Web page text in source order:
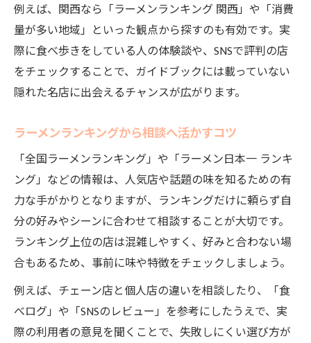
例えば、関西なら「ラーメンランキング 関西」や「消費
量が多い地域」といった観点から探すのも有効です。実
際に食べ歩きをしている人の体験談や、SNSで評判の店
をチェックすることで、ガイドブックには載っていない
隠れた名店に出会えるチャンスが広がります。
ラーメンランキングから相談へ活かすコツ
「全国ラーメンランキング」や「ラーメン日本一 ランキ
ング」などの情報は、人気店や話題の味を知るための有
力な手がかりとなりますが、ランキングだけに頼らず自
分の好みやシーンに合わせて相談することが大切です。
ランキング上位の店は混雑しやすく、好みと合わない場
合もあるため、事前に味や特徴をチェックしましょう。
例えば、チェーン店と個人店の違いを相談したり、「食
べログ」や「SNSのレビュー」を参考にしたうえで、実
際の利用者の意見を聞くことで、失敗しにくい選び方が